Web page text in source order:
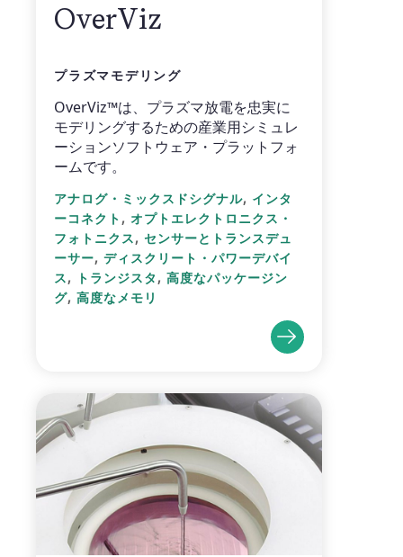
OverViz
プラズマモデリング
OverViz™は、プラズマ放電を忠実に
モデリングするための産業用シミュレ
ーションソフトウェア・プラットフォ
ームです。
アナログ・ミックスドシグナル, インタ
ーコネクト , オプトエレクトロニクス・
フォトニクス, センサーとトランスデュ
ーサー, ディスクリート・パワーデバイ
ス, トランジスタ , 高度なパッケージン
グ, 高度なメモリ